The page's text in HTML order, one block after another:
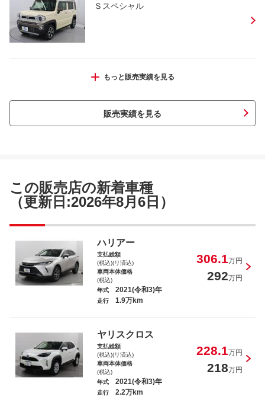
Ｓスペシャル
シエンタ ハイブリッドＺ
クラウンクロスオーバー Ｇアドバンスド・
レザーパッケージ
ウンジＺ
もっと販売実績を見る
販売実績を見る
この販売店の新着車種
（更新日:2026年8月6日）
ハリアー
支払総額
(税込)(リ済込)
306.1万円
車両本体価格
(税込)
292万円
年式 2021(令和3)年
走行 1.9万km
ヤリスクロス
支払総額
(税込)(リ済込)
228.1万円
車両本体価格
(税込)
218万円
年式 2021(令和3)年
走行 2.2万km